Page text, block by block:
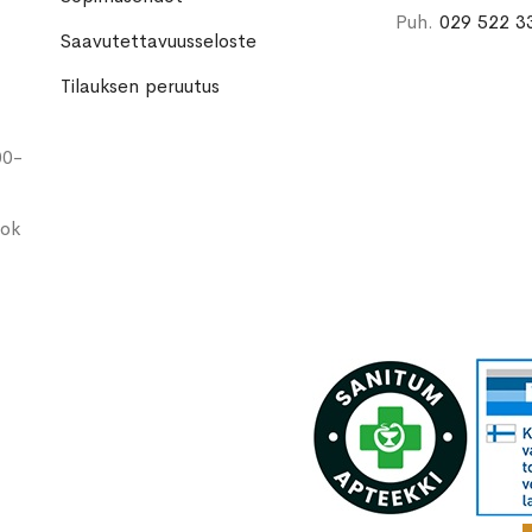
Saavutettavuusseloste
Tilauksen peruutus
Puh.029 522